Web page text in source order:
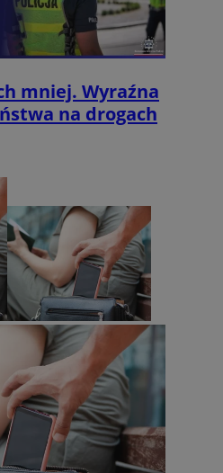
mniej. Wyraźna
na drogach